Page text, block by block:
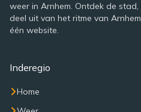
weer in Arnhem. Ontdek de
deel uit van het ritme van
één website.
Inderegio
Home